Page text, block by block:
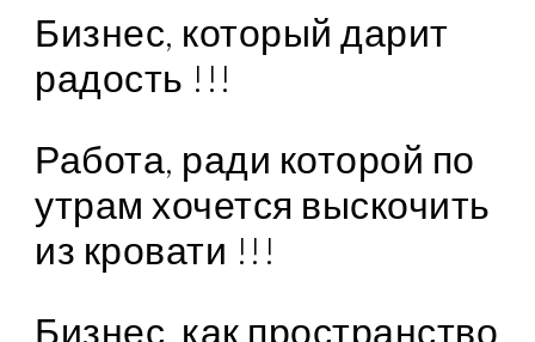
Бизнес, который дарит
радость !!!
Работа, ради которой по
утрам хочется выскочить
из кровати !!!
Бизнес, как пространство